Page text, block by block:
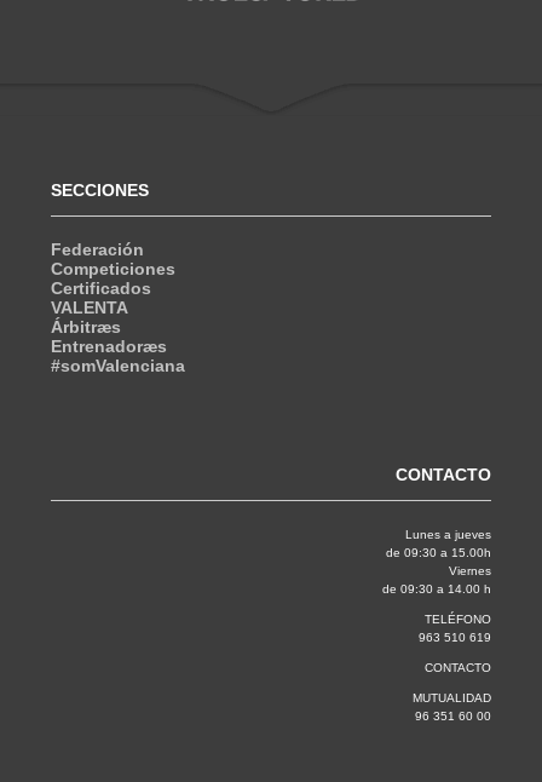
SECCIONES
Federación
Competiciones
Certificados
VALENTA
Árbitræs
Entrenadoræs
#somValenciana
CONTACTO
Lunes a jueves
de 09:30 a 15.00h
Viernes
de 09:30 a 14.00 h
TELÉFONO
963 510 619
CONTACTO
MUTUALIDAD
96 351 60 00